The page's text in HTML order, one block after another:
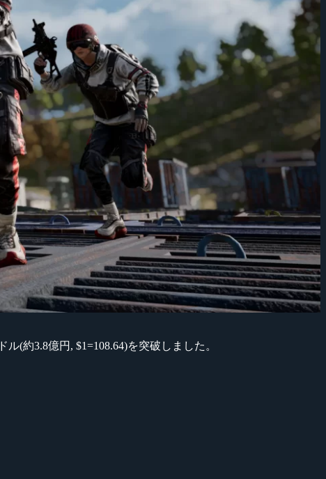
(約3.8億円, $1=108.64)を突破しました。